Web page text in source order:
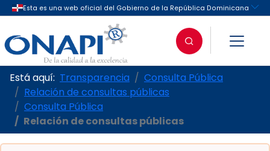
Está aquí: Transparencia
Consulta Pública
Relación de consultas públicas
Consulta Pública
Relación de consultas públicas